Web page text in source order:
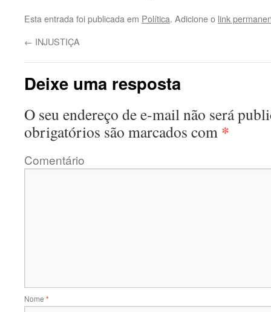
Esta entrada foi publicada em Política. Adicione o link
← INJUSTIÇA
Deixe uma resposta
O seu endereço de e-mail não será
obrigatórios são marcados com *
Comentário
Nome *